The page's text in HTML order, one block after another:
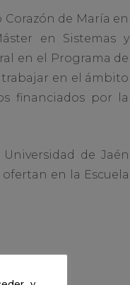
de María en
en Sistemas y
en el Programa de
trabajar en el ámbito
financiados por la
de Jaén
en la Escuela